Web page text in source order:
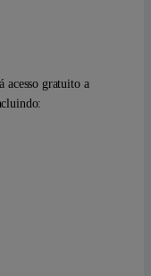
acesso gratuito a